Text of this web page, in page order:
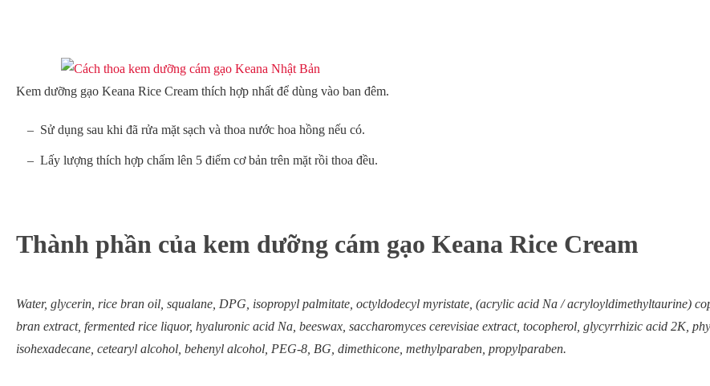
Kem dưỡng gạo Keana Rice Cream thích hợp nhất để dùng vào ban đêm.
Sử dụng sau khi đã rửa mặt sạch và thoa nước hoa hồng nếu có.
Lấy lượng thích hợp chấm lên 5 điểm cơ bản trên mặt rồi thoa đều.
Thành phần của kem dưỡng cám gạo Keana Rice Cream
Water, glycerin, rice bran oil, squalane, DPG, isopropyl palmitate, octyldodecyl myristate, (acrylic acid Na / acryloyldimethyltaurine)
bran extract, fermented rice liquor, hyaluronic acid Na, beeswax, saccharomyces cerevisiae extract, tocopherol, glycyrrhizic acid 2K,
isohexadecane, cetearyl alcohol, behenyl alcohol, PEG-8, BG, dimethicone, methylparaben, propylparaben.